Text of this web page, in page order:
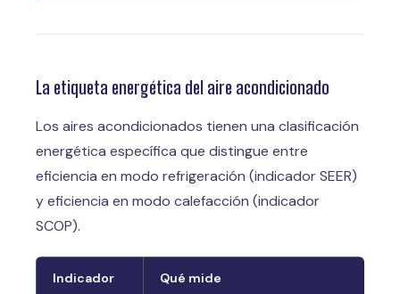
La etiqueta energética del aire acondicionado
Los aires acondicionados tienen una clasificación
energética específica que distingue entre
eficiencia en modo refrigeración (indicador SEER)
y eficiencia en modo calefacción (indicador
SCOP).
Indicador Qué mide